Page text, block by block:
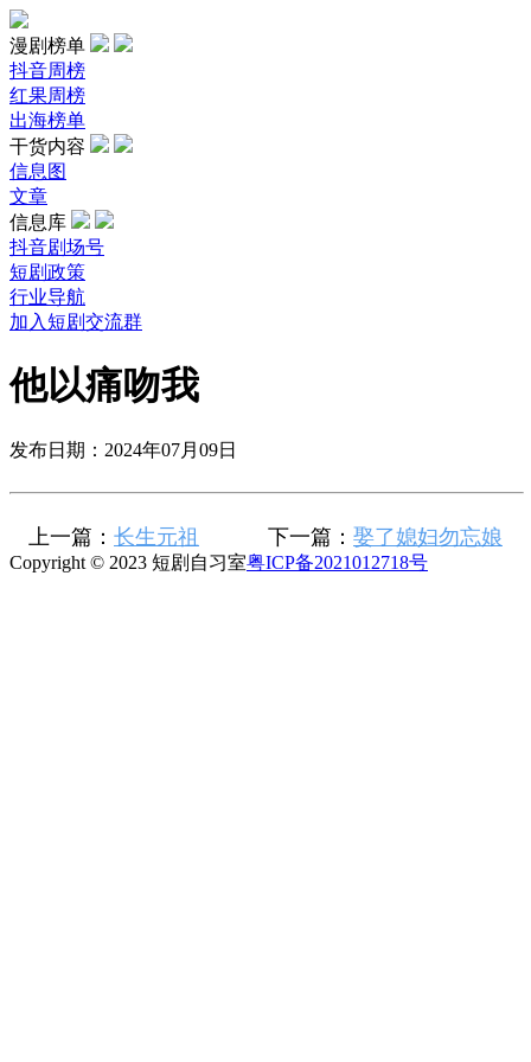
漫剧榜单
抖音周榜
红果周榜
出海榜单
干货内容
信息图
文章
信息库
抖音剧场号
短剧政策
行业导航
加入短剧交流群
他以痛吻我
发布日期：2024年07月09日
上一篇： 长生元祖 下一篇： 娶了媳妇勿忘娘
Copyright © 2023 短剧自习室粤ICP备2021012718号